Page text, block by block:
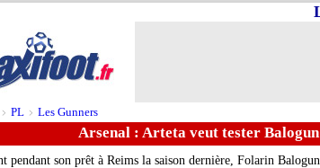
> PL > Les Gunners
Arsenal : Arteta veut tester Balogun
pendant son prêt à Reims la saison dernière, Folarin Balogun